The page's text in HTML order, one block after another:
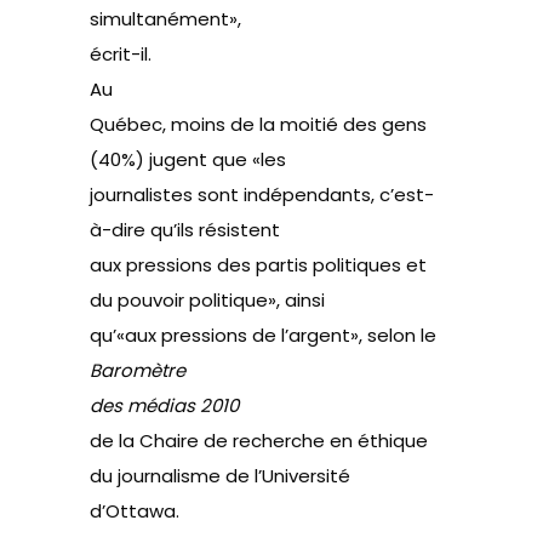
simultanément»,
écrit-il.
Au
Québec, moins de la moitié des gens
(40%) jugent que «les
journalistes sont indépendants, c’est-
à-dire qu’ils résistent
aux pressions des partis politiques et
du pouvoir politique», ainsi
qu’«aux pressions de l’argent», selon le
Baromètre
des médias 2010
de la Chaire de recherche en éthique
du journalisme de l’Université
d’Ottawa.